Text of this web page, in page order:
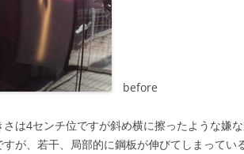
before
は4センチ位ですが斜め横に擦ったような嫌
が、若干、局部的に鋼板が伸びてしまってい